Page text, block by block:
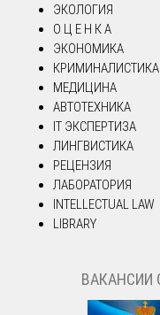
ЭКОЛОГИЯ
О Ц Е Н К А
ЭКОНОМИКА
КРИМИНАЛИСТИКА
МЕДИЦИНА
АВТОТЕХНИКА
IT ЭКСПЕРТИЗА
ЛИНГВИСТИКА
РЕЦЕНЗИЯ
ЛАБОРАТОРИЯ
INTELLECTUAL LAW
LIBRARY
ВАКАНСИИ